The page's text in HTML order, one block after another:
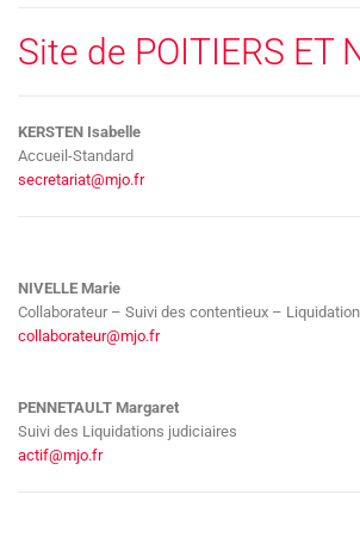
Site de POITIERS ET
KERSTEN Isabelle
Accueil-Standard
secretariat@mjo.fr
NIVELLE Marie
Collaborateur – Suivi des contentieux –
collaborateur@mjo.fr
PENNETAULT Margaret
Suivi des Liquidations judiciaires
actif@mjo.fr